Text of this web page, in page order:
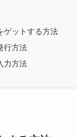
ゲットする方法
行方法
力方法